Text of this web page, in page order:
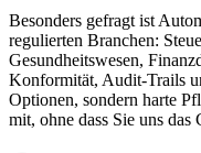
Besonders gefragt ist
regulierten Branchen:
Gesundheitswesen,
Konformität, Audit-Trails
Optionen, sondern harte
mit, ohne dass Sie uns